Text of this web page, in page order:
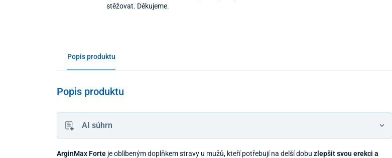
stěžovat. Děkujeme.
Popis produktu
Popis produktu
AI súhrn
ArginMax Forteje oblíbeným doplňkem stravy u mužů, kteří potřebují na delší dobu zlepšit svou erekci a